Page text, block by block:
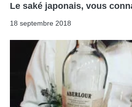
Le saké japonais, vous
18 septembre 2018